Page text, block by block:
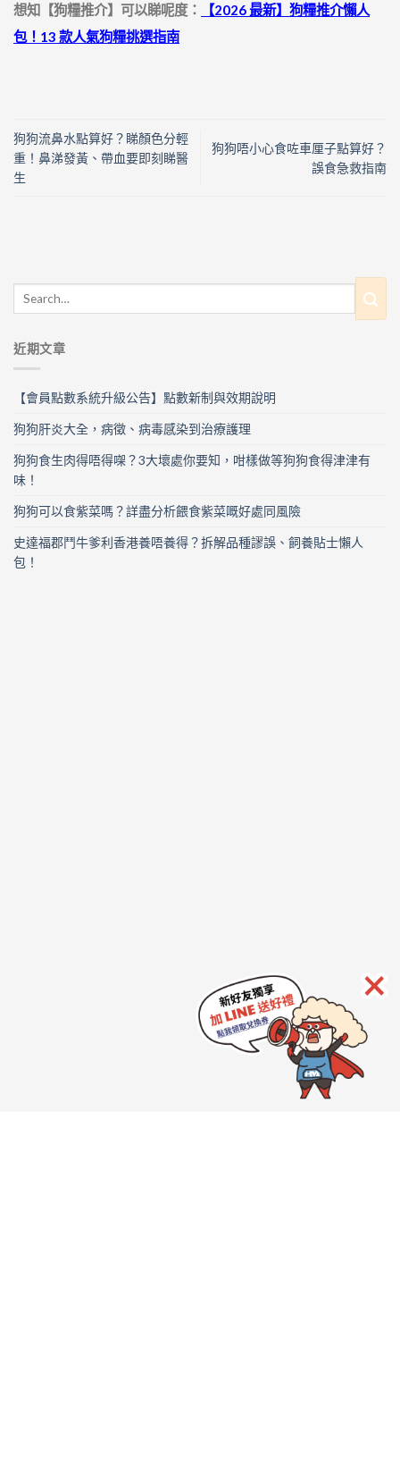
近期文章
【會員點數系統升級公告】點數新制與效期說明
狗狗肝炎大全，病徵、病毒感染到治療護理
狗狗食生肉得唔得㗎？3大壞處你要知，咁樣做等狗狗食得津津有
味！
狗狗可以食紫菜嗎？詳盡分析餵食紫菜嘅好處同風險
史達福郡鬥牛爹利香港養唔養得？拆解品種謬誤、飼養貼士懶人
包！
想知【狗糧推介】可以睇呢度：
【2026 最新】狗糧推介懶人
包！13 款人氣狗糧挑選指南
狗狗流鼻水點算好？睇顏色分輕
重！鼻涕發黃、帶血要即刻睇醫
生
狗狗唔小心食咗車厘子點算好？
誤食急救指南